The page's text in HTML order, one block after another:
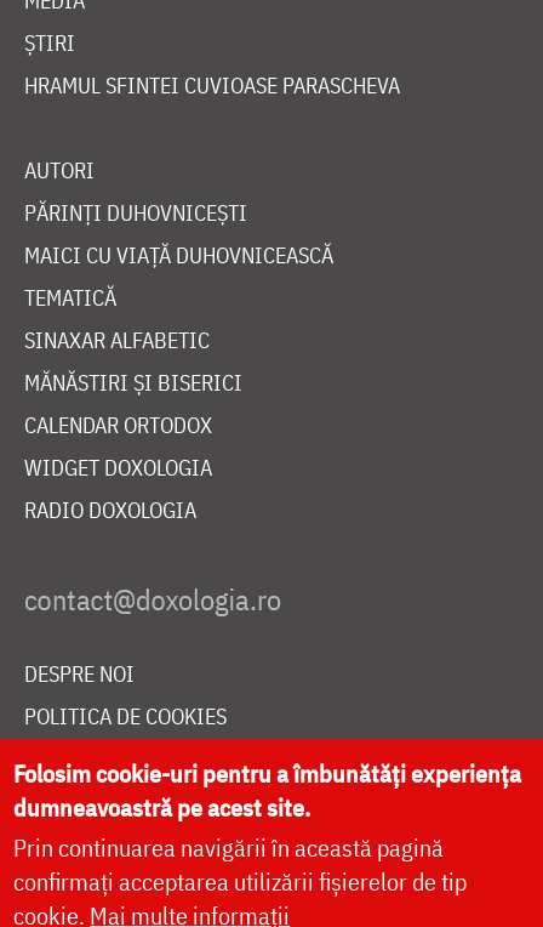
ȘTIRI
HRAMUL SFINTEI CUVIOASE PARASCHEVA
AUTORI
PĂRINȚI DUHOVNICEȘTI
MAICI CU VIAȚĂ DUHOVNICEASCĂ
TEMATICĂ
SINAXAR ALFABETIC
MĂNĂSTIRI ȘI BISERICI
CALENDAR ORTODOX
WIDGET DOXOLOGIA
RADIO DOXOLOGIA
DESPRE NOI
POLITICA DE COOKIES
DONEAZĂ ONLINE PENTRU CATEDRALA NAȚIONALĂ
LIVE
Folosim cookie-uri pentru a îmbunătăți experiența
dumneavoastră pe acest site.
Prin continuarea navigării în această pagină
confirmați acceptarea utilizării fișierelor de tip
cookie. Mai multe informații